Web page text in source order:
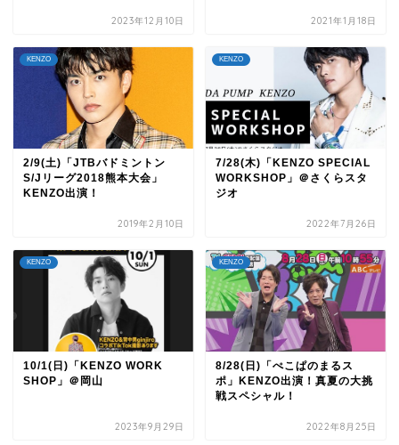
2023年12月10日 2021年1月18日
KENZO
2/9(土)「JTBバドミントン
S/Jリーグ2018熊本大会」
KENZO出演！
2019年2月10日
KENZO
7/28(木)「KENZO SPECIAL
WORKSHOP」＠さくらスタ
ジオ
2022年7月26日
KENZO
10/1(日)「KENZO WORK
SHOP」＠岡山
2023年9月29日
KENZO
8/28(日)「ぺこぱのまるス
ポ」KENZO出演！真夏の大挑
戦スペシャル！
2022年8月25日